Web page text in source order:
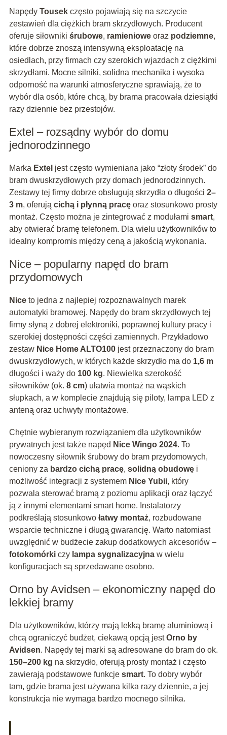
Napędy Tousekczęsto pojawiają się na szczycie
zestawień dla ciężkich bram skrzydłowych. Producent
oferuje siłowniki śrubowe, ramienioweoraz podziemne,
które dobrze znoszą intensywną eksploatację na
osiedlach, przy firmach czy szerokich wjazdach z ciężkimi
skrzydłami. Mocne silniki, solidna mechanika i wysoka
odporność na warunki atmosferyczne sprawiają, że to
wybór dla osób, które chcą, by brama pracowała dziesiątki
razy dziennie bez przestojów.
Extel – rozsądny wybór do domu
jednorodzinnego
Marka Extel jest często wymieniana jako “złoty środek” do
bram dwuskrzydłowych przy domach jednorodzinnych.
Zestawy tej firmy dobrze obsługują skrzydła o długości 2–
3 m, oferują cichą i płynną pracęoraz stosunkowo prosty
montaż. Często można je zintegrować z modułami smart,
aby otwierać bramę telefonem. Dla wielu użytkowników to
idealny kompromis między ceną a jakością wykonania.
Nice – popularny napęd do bram
przydomowych
Niceto jedna z najlepiej rozpoznawalnych marek
automatyki bramowej. Napędy do bram skrzydłowych tej
firmy słyną z dobrej elektroniki, poprawnej kultury pracy i
szerokiej dostępności części zamiennych. Przykładowo
zestaw Nice Home ALTO100jest przeznaczony do bram
dwuskrzydłowych, w których każde skrzydło ma do 1,6 m
długości i waży do 100 kg. Niewielka szerokość
siłowników (ok. 8 cm) ułatwia montaż na wąskich
słupkach, a w komplecie znajdują się piloty, lampa LED z
anteną oraz uchwyty montażowe.
Chętnie wybieranym rozwiązaniem dla użytkowników
prywatnych jest także napęd Nice Wingo 2024. To
nowoczesny siłownik śrubowy do bram przydomowych,
ceniony za bardzo cichą pracę, solidną obudowęi
możliwość integracji z systemem Nice Yubii, który
pozwala sterować bramą z poziomu aplikacji oraz łączyć
ją z innymi elementami smart home. Instalatorzy
podkreślają stosunkowo łatwy montaż, rozbudowane
wsparcie techniczne i długą gwarancję. Warto natomiast
uwzględnić w budżecie zakup dodatkowych akcesoriów –
fotokomórkiczy lampa sygnalizacyjnaw wielu
konfiguracjach są sprzedawane osobno.
Orno by Avidsen – ekonomiczny napęd do
lekkiej bramy
Dla użytkowników, którzy mają lekką bramę aluminiową i
chcą ograniczyć budżet, ciekawą opcją jestOrno by
Avidsen. Napędy tej marki są adresowane do bram do ok.
150–200 kg na skrzydło, oferują prosty montaż i często
zawierają podstawowe funkcje smart. To dobry wybór
tam, gdzie brama jest używana kilka razy dziennie, a jej
konstrukcja nie wymaga bardzo mocnego silnika.